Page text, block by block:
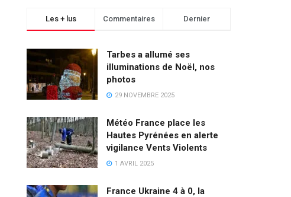
Les + lus Commentaires Dernier
Tarbes a allumé ses
illuminations de Noël, nos
photos
29 NOVEMBRE 2025
Météo France place les
Hautes Pyrénées en alerte
vigilance Vents Violents
1 AVRIL 2025
France Ukraine 4 à 0, la